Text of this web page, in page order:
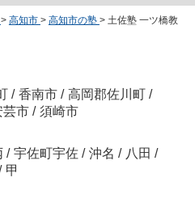
> 高知市 > 高知市の塾 > 土佐塾 一ツ橋教
/ 香南市 / 高岡郡佐川町 /
芸市 / 須崎市
/ 宇佐町宇佐 / 沖名 / 八田 /
甲